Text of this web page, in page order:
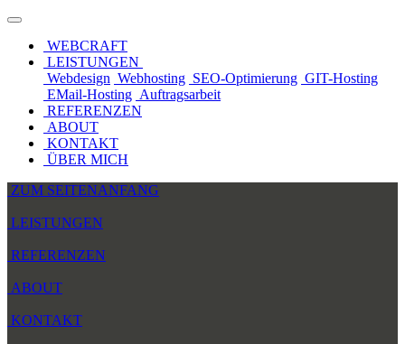
WEBCRAFT
LEISTUNGEN
Webdesign Webhosting SEO-Optimierung GIT-Hosting
EMail-Hosting Auftragsarbeit
REFERENZEN
ABOUT
KONTAKT
ÜBER MICH
ZUM SEITENANFANG
LEISTUNGEN
REFERENZEN
ABOUT
KONTAKT